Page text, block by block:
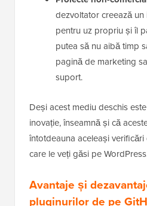
dezvoltator creează un
pentru uz propriu și îl
putea să nu aibă timp
pagină de marketing
suport.
Deși acest mediu deschis
inovație, înseamnă și că
întotdeauna aceleași
care le veți găsi pe
Avantaje și
pluginurilor de pe